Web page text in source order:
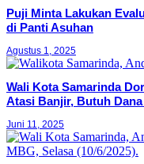
Puji Minta Lakukan
di Panti Asuhan
Agustus 1, 2025
Wali Kota Samarinda
Atasi Banjir, Butuh
Juni 11, 2025